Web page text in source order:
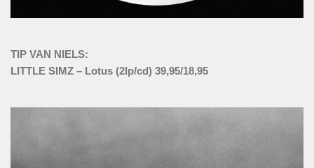
TIP VAN NIELS:
LITTLE SIMZ – Lotus (2lp/cd) 39,95/18,95